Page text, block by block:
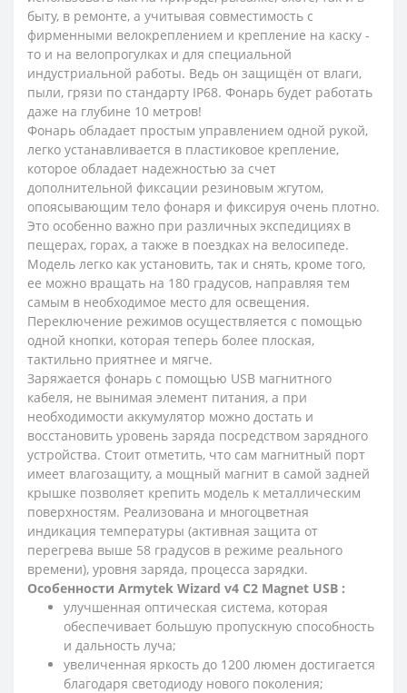
быту, в ремонте, а учитывая совместимость с
фирменными велокреплением и крепление на каску -
то и на велопрогулках и для специальной
индустриальной работы. Ведь он защищён от влаги,
пыли, грязи по стандарту IP68. Фонарь будет работать
даже на глубине 10 метров!
Фонарь обладает простым управлением одной рукой,
легко устанавливается в пластиковое крепление,
которое обладает надежностью за счет
дополнительной фиксации резиновым жгутом,
опоясывающим тело фонаря и фиксируя очень плотно.
Это особенно важно при различных экспедициях в
пещерах, горах, а также в поездках на велосипеде.
Модель легко как установить, так и снять, кроме того,
ее можно вращать на 180 градусов, направляя тем
самым в необходимое место для освещения.
Переключение режимов осуществляется с помощью
одной кнопки, которая теперь более плоская,
тактильно приятнее и мягче.
Заряжается фонарь с помощью USB магнитного
кабеля, не вынимая элемент питания, а при
необходимости аккумулятор можно достать и
восстановить уровень заряда посредством зарядного
устройства. Стоит отметить, что сам магнитный порт
имеет влагозащиту, а мощный магнит в самой задней
крышке позволяет крепить модель к металлическим
поверхностям. Реализована и многоцветная
индикация температуры (активная защита от
перегрева выше 58 градусов в режиме реального
времени), уровня заряда, процесса зарядки.
Особенности Armytek Wizard v4 C2 Magnet USB :
улучшенная оптическая система, которая
обеспечивает большую пропускную способность
и дальность луча;
увеличенная яркость до 1200 люмен достигается
благодаря светодиоду нового поколения;